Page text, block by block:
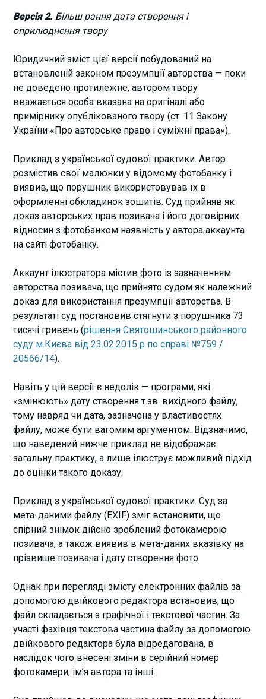
Версія 2. Більш рання дата створення і
оприлюднення твору
Юридичний зміст цієї версії побудований на
встановленій законом презумпції авторства — поки
не доведено протилежне, автором твору
вважається особа вказана на оригіналі або
примірнику опублікованого твору (ст. 11 Закону
України «Про авторське право і суміжні права»).
Приклад з української судової практики. Автор
розмістив свої малюнки у відомому фотобанку і
виявив, що порушник використовував їх в
оформленні обкладинок зошитів. Суд прийняв як
доказ авторських прав позивача і його договірних
відносин з фотобанком наявність у автора аккаунта
на сайті фотобанку.
Аккаунт ілюстратора містив фото із зазначенням
авторства позивача, що прийнято судом як належний
доказ для використання презумпції авторства. В
результаті суд постановив стягнути з порушника 73
тисячі гривень (рішення Святошинського районного
суду м.Києва від 23.02.2015 р по справі №759 /
20566/14).
Навіть у цій версії є недолік — програми, які
«змінюють» дату створення т.зв. вихідного файлу,
тому навряд чи дата, зазначена у властивостях
файлу, може бути вагомим аргументом. Відзначимо,
що наведений нижче приклад не відображає
загальну практику, а лише ілюструє можливий підхід
до оцінки такого доказу.
Приклад з української судової практики. Суд за
мета-даними файлу (EXIF) зміг встановити, що
спірний знімок дійсно зроблений фотокамерою
позивача, а також виявив в мета-даних вказівку на
прізвище позивача і дату створення фото.
Однак при перегляді змісту електронних файлів за
допомогою двійкового редактора встановив, що
файл складається з графічної і текстової частин. За
участі фахівця текстова частина файлу за допомогою
двійкового редактора була відредагована, в
наслідок чого внесені зміни в серійний номер
фотокамери, ім’я автора та інші.